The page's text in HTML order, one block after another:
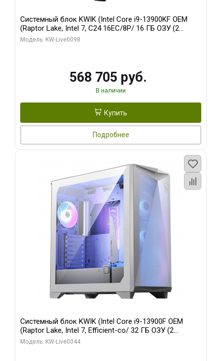
Системный блок KWIK (Intel Core i9-13900KF OEM
(Raptor Lake, Intel 7, C24 16EC/8P/ 16 ГБ ОЗУ (2
модуля)/ Afox RTX4090 24GB GDDR6X 384-Bit 3xDP
Модель: KW-Live0098
568 705 руб.
В наличии
Купить
Подробнее
Системный блок KWIK (Intel Core i9-13900F OEM
(Raptor Lake, Intel 7, Efficient-co/ 32 ГБ ОЗУ (2
модуля)/ Gigabyte RTX5070Ti AERO OC 16GB GDDR7
Модель: KW-Live0044